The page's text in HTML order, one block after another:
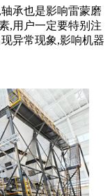
承也是影响雷蒙磨
,用户一定要特别注
异常现象,影响机器